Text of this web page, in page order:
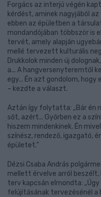
Forgács az interjú végén
kérdést, aminek nagyjából
ebben az épületben a
mondandójában többször is
tervét, amely alapján
mellé tervezett kulturális
Drukkolok minden új
a... A hangversenyteremtől
egy... Én azt gondolom, hogy
– kezdte a választ.
Aztán így folytatta: „Bár én
sőt, azért... Győrben ez a
hiszem mindenkinek. Én
színész, rendező, igazgató,
épületet.”
Dézsi Csaba András
mellett érvelve arról
terv kapcsán elmondta:
felújításának tervezésénél a